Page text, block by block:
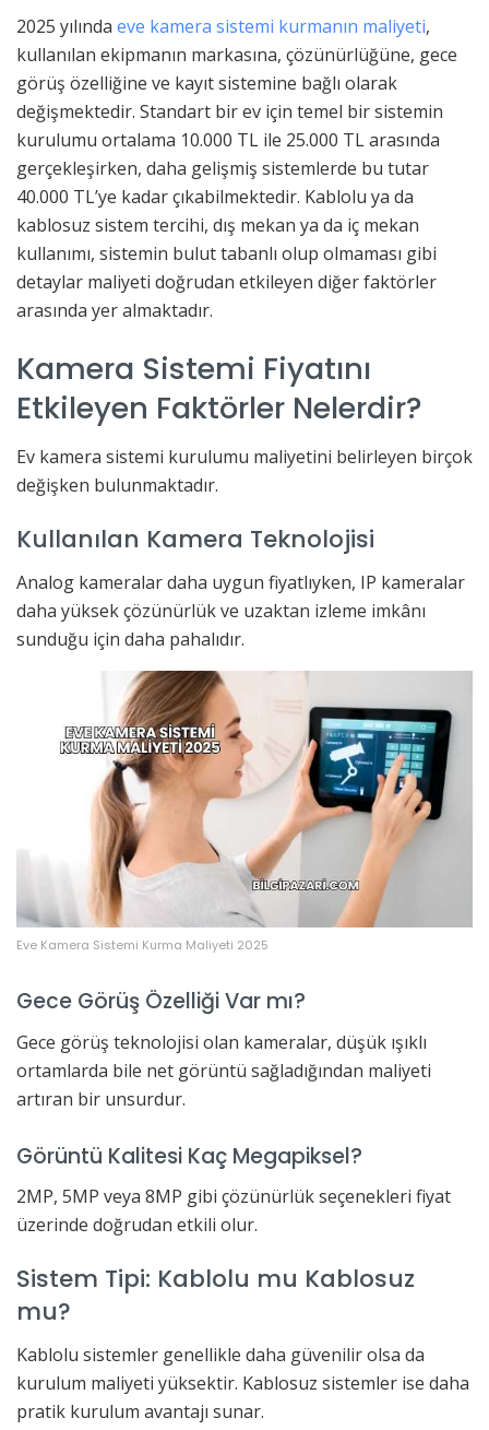
2025 yılında eve kamera sistemi kurmanın maliyeti,
kullanılan ekipmanın markasına, çözünürlüğüne, gece
görüş özelliğine ve kayıt sistemine bağlı olarak
değişmektedir. Standart bir ev için temel bir sistemin
kurulumu ortalama 10.000 TL ile 25.000 TL arasında
gerçekleşirken, daha gelişmiş sistemlerde bu tutar
40.000 TL’ye kadar çıkabilmektedir. Kablolu ya da
kablosuz sistem tercihi, dış mekan ya da iç mekan
kullanımı, sistemin bulut tabanlı olup olmaması gibi
detaylar maliyeti doğrudan etkileyen diğer faktörler
arasında yer almaktadır.
Kamera Sistemi Fiyatını
Etkileyen Faktörler Nelerdir?
Ev kamera sistemi kurulumu maliyetini belirleyen birçok
değişken bulunmaktadır.
Kullanılan Kamera Teknolojisi
Analog kameralar daha uygun fiyatlıyken, IP kameralar
daha yüksek çözünürlük ve uzaktan izleme imkânı
sunduğu için daha pahalıdır.
Eve Kamera Sistemi Kurma Maliyeti 2025
Gece Görüş Özelliği Var mı?
Gece görüş teknolojisi olan kameralar, düşük ışıklı
ortamlarda bile net görüntü sağladığından maliyeti
artıran bir unsurdur.
Görüntü Kalitesi Kaç Megapiksel?
2MP, 5MP veya 8MP gibi çözünürlük seçenekleri fiyat
üzerinde doğrudan etkili olur.
Sistem Tipi: Kablolu mu Kablosuz
mu?
Kablolu sistemler genellikle daha güvenilir olsa da
kurulum maliyeti yüksektir. Kablosuz sistemler ise daha
pratik kurulum avantajı sunar.